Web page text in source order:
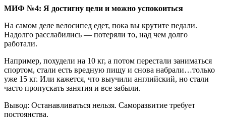
МИФ №4: Я достигну цели и можно успокоиться
На самом деле велосипед едет, пока вы крутите педали.
Надолго расслабились — потеряли то, над чем долго
работали.
Например, похудели на 10 кг, а потом перестали заниматься
спортом, стали есть вредную пищу и снова набрали…только
уже 15 кг. Или кажется, что выучили английский, но стали
часто пропускать занятия и все забыли.
Вывод: Останавливаться нельзя. Саморазвитие требует
постоянства.